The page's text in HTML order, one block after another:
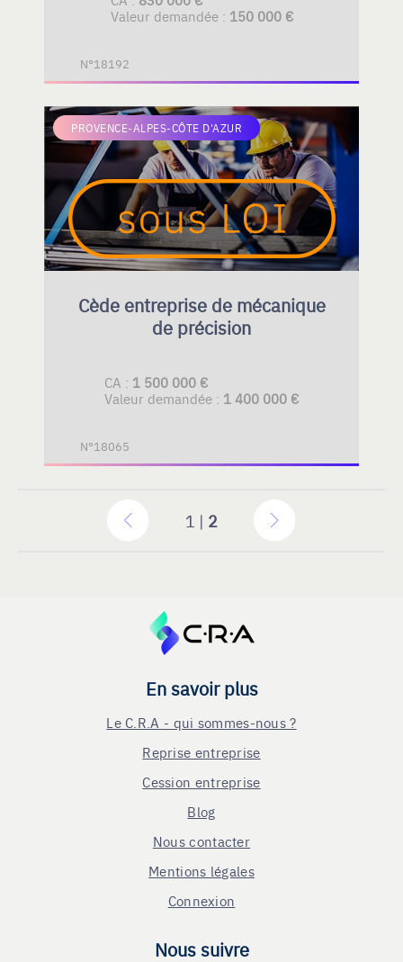
Valeur demandée : 150 000 €
N°18192
PROVENCE-ALPES-CÔTE D'AZUR
Cède entreprise de mécanique
de précision
CA : 1 500 000 €
Valeur demandée : 1 400 000 €
N°18065
1 | 2
En savoir plus
Le C.R.A - qui sommes-nous ?
Reprise entreprise
Cession entreprise
Blog
Nous contacter
Mentions légales
Connexion
Nous suivre